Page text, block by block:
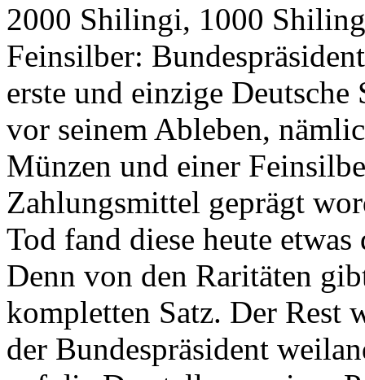
2000 Shilingi, 1000
Feinsilber:
erste und einzige Deutsche
vor seinem Ableben,
Münzen und einer
Zahlungsmittel geprägt
Tod fand diese heute
Denn von den Raritäten
kompletten Satz. Der Rest
der Bundespräsident